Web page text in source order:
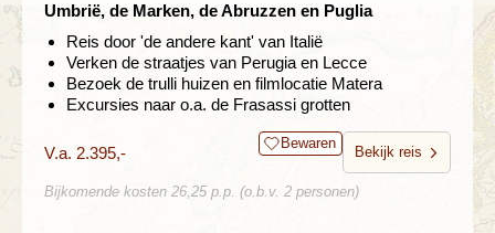
Umbrië, de Marken, de Abruzzen en Puglia
Reis door 'de andere kant' van Italië
Verken de straatjes van Perugia en Lecce
Bezoek de trulli huizen en filmlocatie Matera
Excursies naar o.a. de Frasassi grotten
V.a. 2.395,- Bewaren
Bekijk reis
Bijkomende kosten 26,25 p.p. (o.b.v. 2 personen)